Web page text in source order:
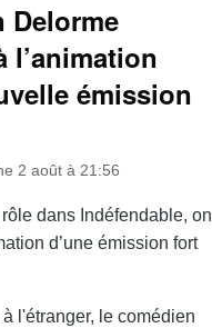
Delorme
l’animation
émission
2 août à 21:56
dans Indéfendable, on
d’une émission fort
l'étranger, le comédien